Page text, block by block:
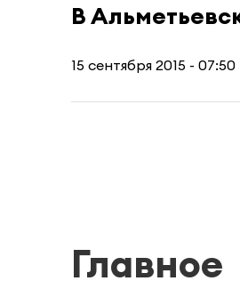
В
15 сентября 2015 - 07:50
Главное